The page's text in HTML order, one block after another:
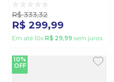
R$ 333,32
R$ 299,99
Em até 10x R$ 29,99 sem juros
10%
OFF